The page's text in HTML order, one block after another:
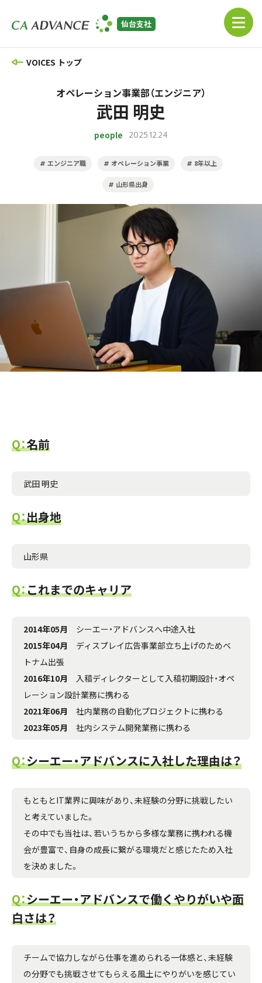
仙台支社
VOICES トップ
オペレーション事業部（エンジニア）
武田 明史
people 2025.12.24
# エンジニア職 # オペレーション事業 # 8年以上
# 山形県出身
Q：名前
武田 明史
Q：出身地
山形県
Q：これまでのキャリア
2014年05月 シーエー・アドバンスへ中途入社
2015年04月 ディスプレイ広告事業部立ち上げのためベ
トナム出張
2016年10月 入稿ディレクターとして入稿初期設計・オペ
レーション設計業務に携わる
2021年06月 社内業務の自動化プロジェクトに携わる
2023年05月 社内システム開発業務に携わる
Q：シーエー・アドバンスに入社した理由は？
もともとIT業界に興味があり、未経験の分野に挑戦したい
と考えていました。
その中でも当社は、若いうちから多様な業務に携われる機
会が豊富で、自身の成長に繋がる環境だと感じたため入社
を決めました。
Q：シーエー・アドバンスで働くやりがいや面
白さは？
チームで協力しながら仕事を進められる一体感と、未経験
の分野でも挑戦させてもらえる風土にやりがいを感じてい